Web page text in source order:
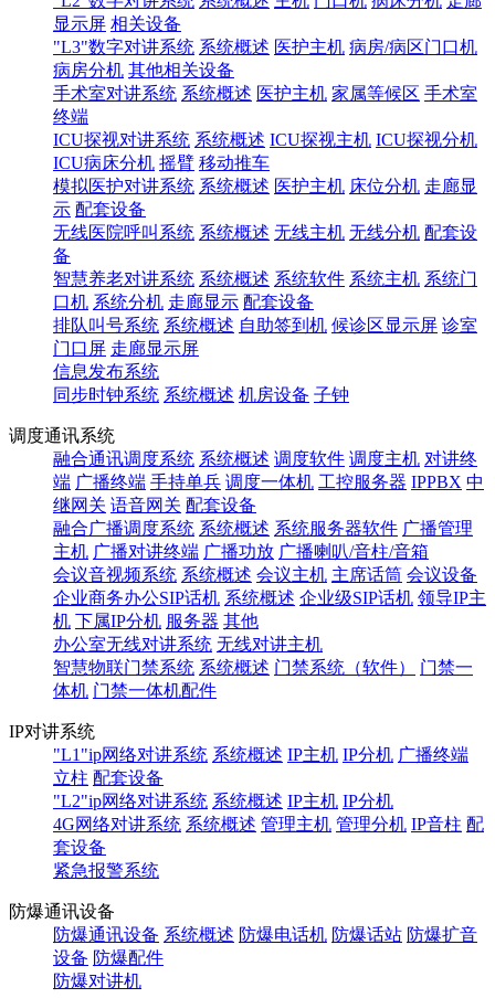
显示屏 相关设备
"L3"数字对讲系统 系统概述 医护主机 病房/病区门口机
病房分机 其他相关设备
手术室对讲系统 系统概述 医护主机 家属等候区 手术室
终端
ICU探视对讲系统 系统概述 ICU探视主机 ICU探视分机
ICU病床分机 摇臂 移动推车
模拟医护对讲系统 系统概述 医护主机 床位分机 走廊显
示 配套设备
无线医院呼叫系统 系统概述 无线主机 无线分机 配套设
备
智慧养老对讲系统 系统概述 系统软件 系统主机 系统门
口机 系统分机 走廊显示 配套设备
排队叫号系统 系统概述 自助签到机 候诊区显示屏 诊室
门口屏 走廊显示屏
信息发布系统
同步时钟系统 系统概述 机房设备 子钟
调度通讯系统
融合通讯调度系统 系统概述 调度软件 调度主机 对讲终
端 广播终端 手持单兵 调度一体机 工控服务器 IPPBX 中
继网关 语音网关 配套设备
融合广播调度系统 系统概述 系统服务器软件 广播管理
主机 广播对讲终端 广播功放 广播喇叭/音柱/音箱
会议音视频系统 系统概述 会议主机 主席话筒 会议设备
企业商务办公SIP话机 系统概述 企业级SIP话机 领导IP主
机 下属IP分机 服务器 其他
办公室无线对讲系统 无线对讲主机
智慧物联门禁系统 系统概述 门禁系统（软件）
门禁一
体机 门禁一体机配件
IP对讲系统
"L1"ip网络对讲系统 系统概述 IP主机 IP分机 广播终端
立柱 配套设备
"L2"ip网络对讲系统 系统概述 IP主机 IP分机
4G网络对讲系统 系统概述 管理主机 管理分机 IP音柱 配
套设备
紧急报警系统
防爆通讯设备
防爆通讯设备 系统概述 防爆电话机 防爆话站 防爆扩音
设备 防爆配件
防爆对讲机